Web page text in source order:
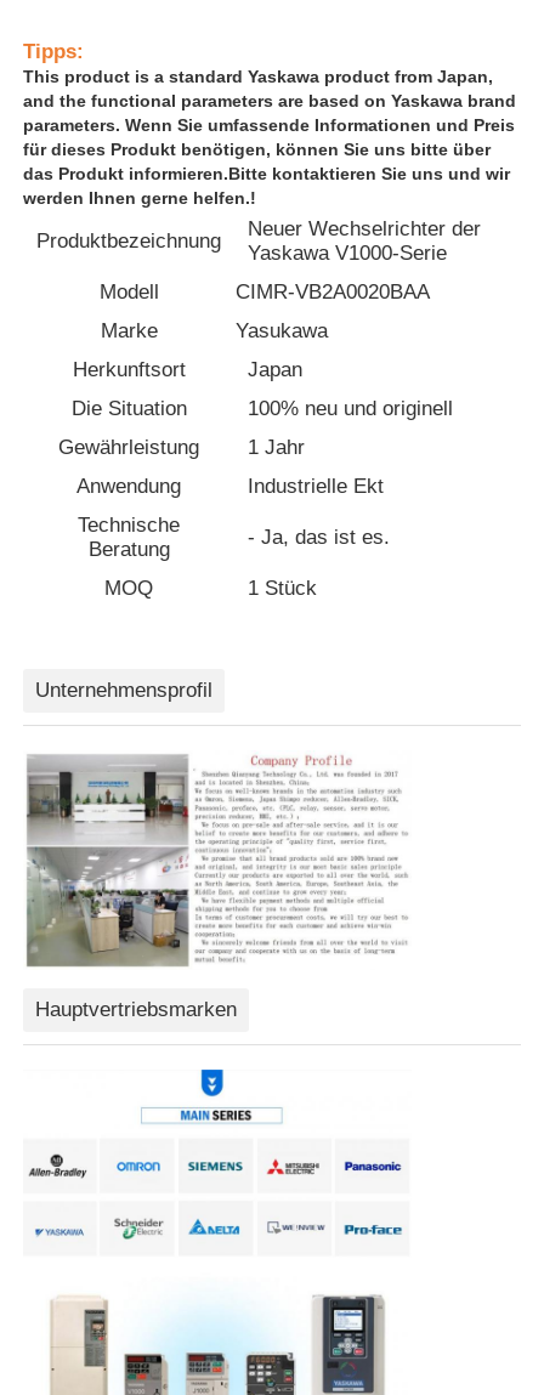
Fabrik Tour
Qualitätskontrolle
Referenzen
Antrieb mit variabler Frequenz
Speicherprogrammierbare Steuerung
SPS -Controller
Roboter-Gelenkmotor
Menschliche Maschinenschnittstelle
Gangreduzierer
AC-SERVOMOTOR
Tipps:
This product is a standard Yaskawa product from Japan,
and the functional parameters are based on Yaskawa brand
parameters. Wenn Sie umfassende Informationen und Preis
für dieses Produkt benötigen, können Sie uns bitte über
das Produkt informieren.Bitte kontaktieren Sie uns und wir
werden Ihnen gerne helfen.!
Produktbezeichnung
Neuer Wechselrichter der
Yaskawa V1000-Serie
Modell
CIMR-VB2A0020BAA
Marke
Yasukawa
Herkunftsort
Japan
Die Situation
100% neu und originell
Gewährleistung
1 Jahr
Anwendung
Industrielle Ekt
Technische
Beratung
- Ja, das ist es.
MOQ 1 Stück
Unternehmensprofil
Hauptvertriebsmarken